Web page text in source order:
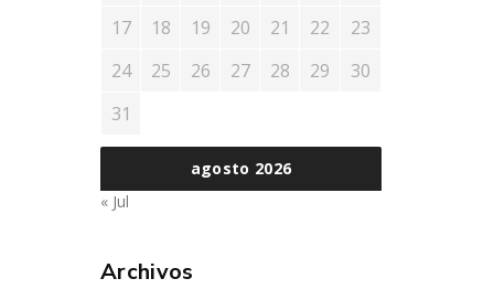
agosto 2026
17
18 19 20 21 22
23
24
25 26 27 28 29
30
31
« Jul
Archivos